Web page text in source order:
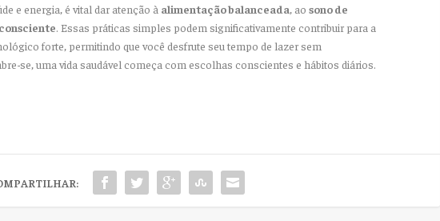
e energia, é vital dar atenção à alimentação balanceada, ao sono de
. Essas práticas simples podem significativamente contribuir para a
forte, permitindo que você desfrute seu tempo de lazer sem
se, uma vida saudável começa com escolhas conscientes e hábitos diários.